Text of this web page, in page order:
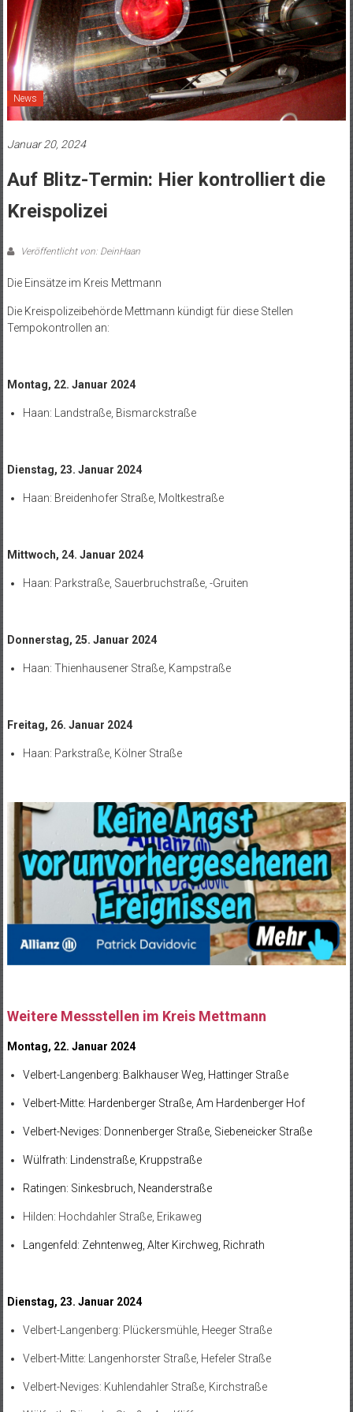
News
Januar 20, 2024
Auf Blitz-Termin: Hier kontrolliert die
Kreispolizei
Veröffentlicht von: DeinHaan
Die Einsätze im Kreis Mettmann
Die Kreispolizeibehörde Mettmann kündigt für diese Stellen
Tempokontrollen an:
Montag, 22. Januar 2024
Haan: Landstraße, Bismarckstraße
Dienstag, 23. Januar 2024
Haan: Breidenhofer Straße, Moltkestraße
Mittwoch, 24. Januar 2024
Haan: Parkstraße, Sauerbruchstraße, -Gruiten
Donnerstag, 25. Januar 2024
Haan: Thienhausener Straße, Kampstraße
Freitag, 26. Januar 2024
Haan: Parkstraße, Kölner Straße
Weitere Messstellen im Kreis Mettmann
Montag, 22. Januar 2024
Velbert-Langenberg: Balkhauser Weg, Hattinger Straße
Velbert-Mitte: Hardenberger Straße, Am Hardenberger Hof
Velbert-Neviges: Donnenberger Straße, Siebeneicker Straße
Wülfrath: Lindenstraße, Kruppstraße
Ratingen: Sinkesbruch, Neanderstraße
Hilden: Hochdahler Straße, Erikaweg
Langenfeld: Zehntenweg, Alter Kirchweg, Richrath
Dienstag, 23. Januar 2024
Velbert-Langenberg: Plückersmühle, Heeger Straße
Velbert-Mitte: Langenhorster Straße, Hefeler Straße
Velbert-Neviges: Kuhlendahler Straße, Kirchstraße